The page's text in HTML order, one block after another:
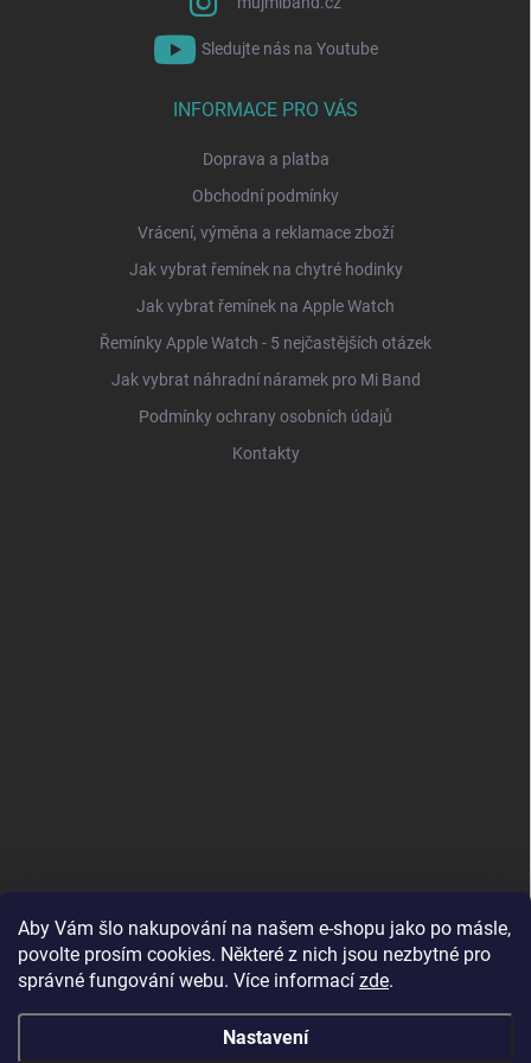
Aby Vám šlo nakupování na našem e-shopu jako po másle,
povolte prosím cookies. Některé z nich jsou nezbytné pro
správné fungování webu. Více informací zde.
Nastavení
Sledujte nás na Youtube
INFORMACE PRO VÁS
Doprava a platba
Obchodní podmínky
Vrácení, výměna a reklamace zboží
Jak vybrat řemínek na chytré hodinky
Jak vybrat řemínek na Apple Watch
Řemínky Apple Watch - 5 nejčastějších otázek
Jak vybrat náhradní náramek pro Mi Band
Podmínky ochrany osobních údajů
Kontakty
MojRemienok.sk